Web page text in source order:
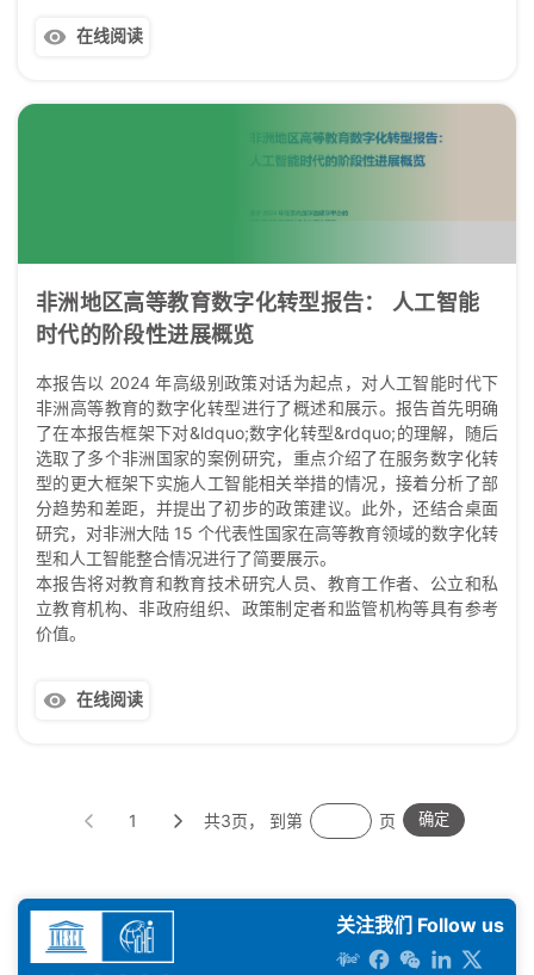
在线阅读
非洲地区高等教育数字化转型报告： 人工智能
时代的阶段性进展概览
本报告以 2024 年高级别政策对话为起点，对人工智能时代下
非洲高等教育的数字化转型进行了概述和展示。报告首先明确
了在本报告框架下对&ldquo;数字化转型&rdquo;的理解，随后
选取了多个非洲国家的案例研究，重点介绍了在服务数字化转
型的更大框架下实施人工智能相关举措的情况，接着分析了部
分趋势和差距，并提出了初步的政策建议。此外，还结合桌面
研究，对非洲大陆 15 个代表性国家在高等教育领域的数字化转
型和人工智能整合情况进行了简要展示。
本报告将对教育和教育技术研究人员、教育工作者、公立和私
立教育机构、非政府组织、政策制定者和监管机构等具有参考
价值。
在线阅读
1 共3页， 到第 页 确定
关注我们 Follow us